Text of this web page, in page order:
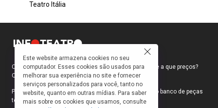
identidade, resistência e celebração. Mais do
conquistas de homens e mulheres pretos que
Teatro Itália
Como faço para ir ao teatro? Onde compro ingressos e a que preços?
Quais peças estão em cartaz?
Para responder a essas e outras perguntas, criamos o banco de peças
teatrais do INFOTEATRO.
Este website armazena cookies no seu
computador. Esses cookies são usados para
melhorar sua experiência no site e fornecer
serviços personalizados para você, tanto no
website, quanto em outras mídias. Para saber
mais sobre os cookies que usamos, consulte